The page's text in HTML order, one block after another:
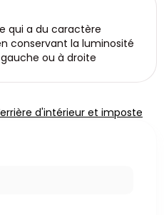
qui a du caractère
conservant la luminosité
ou à droite
d'intérieur et imposte